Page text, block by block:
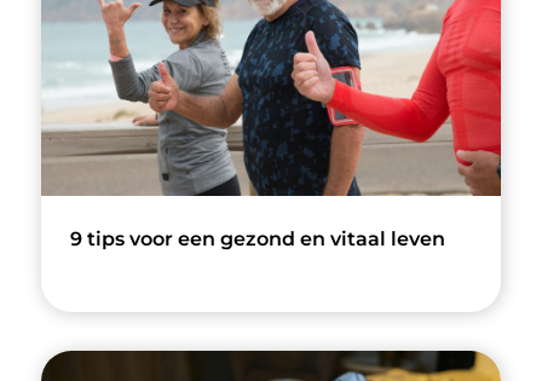
9 tips voor een gezond en vitaal leven